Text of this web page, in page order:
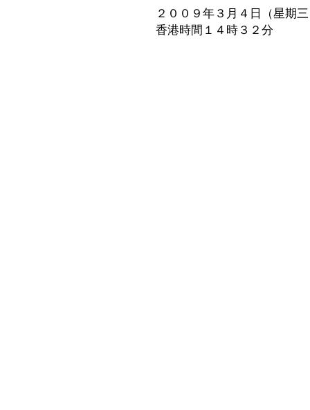
２００９年３月４日（星期
香港時間１４時３２分